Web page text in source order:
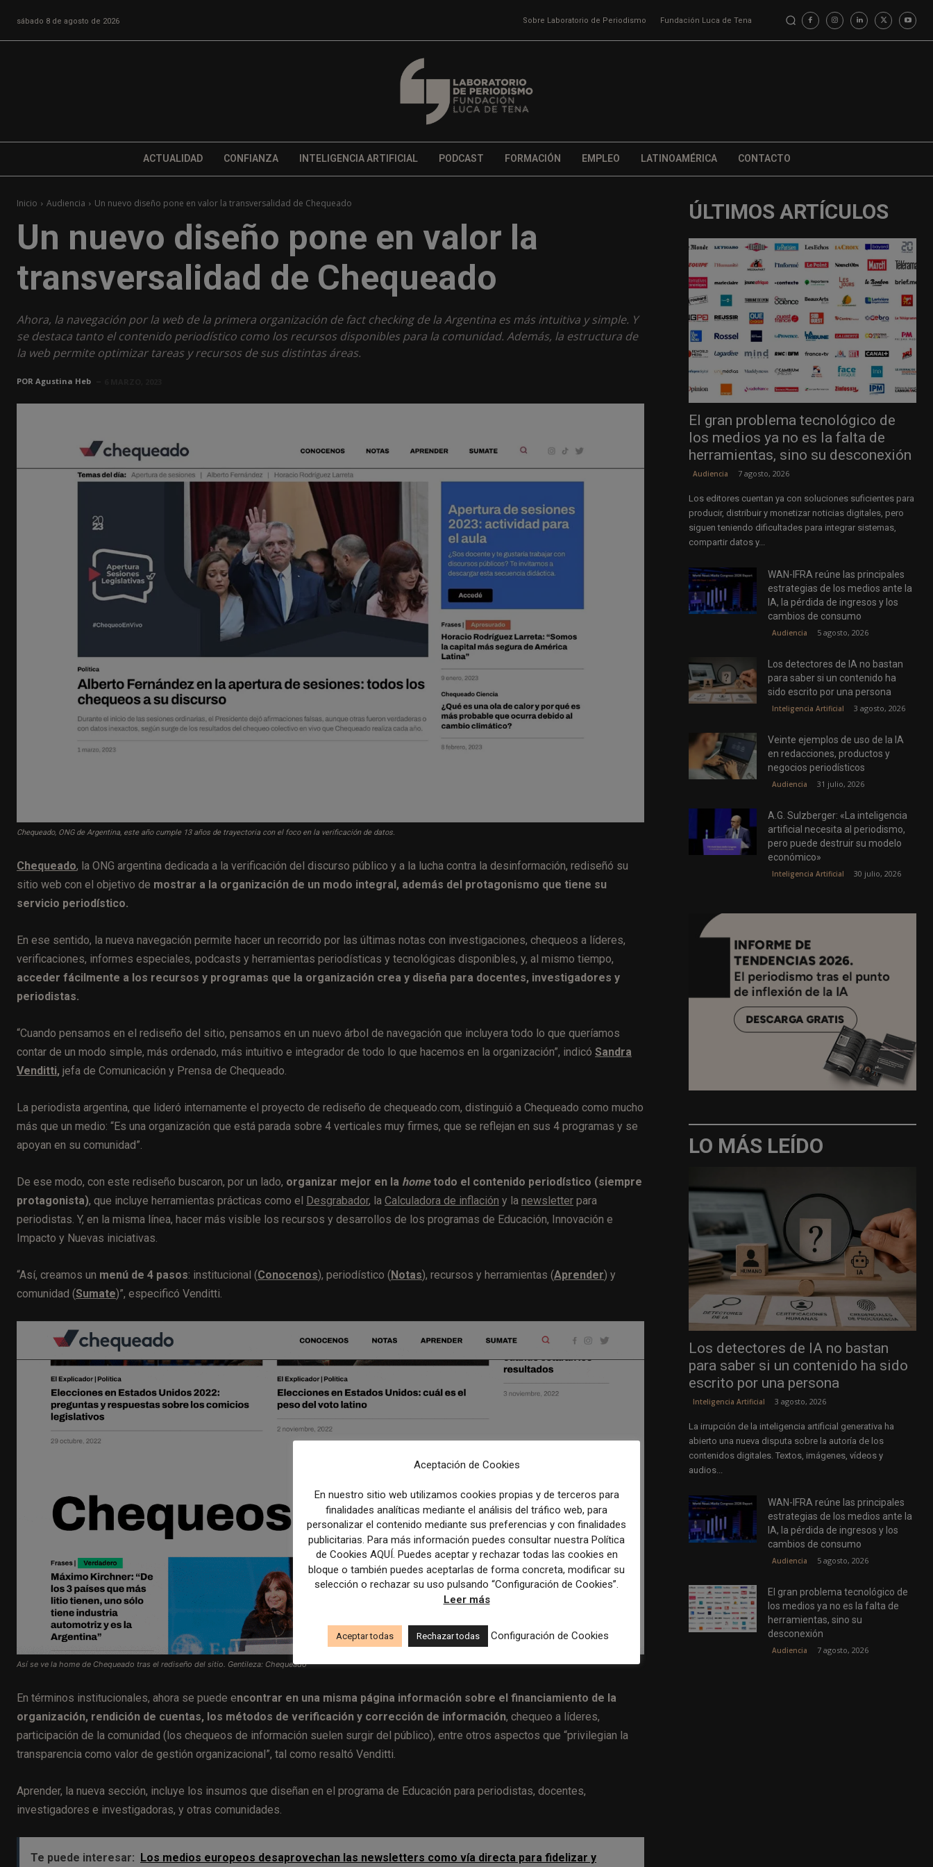
sábado 8 de agosto de 2026 Sobre Laboratorio de Periodismo Fundación Luca de Tena
ACTUALIDAD CONFIANZA INTELIGENCIA ARTIFICIAL PODCAST FORMACIÓN EMPLEO LATINOAMÉRICA CONTACTO
Inicio Audiencia Un nuevo diseño pone en valor la transversalidad de Chequeado
Un nuevo diseño pone en valor la
transversalidad de Chequeado
Ahora, la navegación por la web de la primera organización de fact checking de la Argentina es más intuitiva y simple. Y
se destaca tanto el contenido periodístico como los recursos disponibles para la comunidad. Además, la estructura de
la web permite optimizar tareas y recursos de sus distintas áreas.
POR Agustina Heb
Chequeado, ONG de Argentina, este año cumple 13 años de trayectoria con el foco en la verificación de datos.
Chequeado, la ONG argentina dedicada a la verificación del discurso público y a la lucha contra la desinformación, rediseñó su
sitio web con el objetivo de mostrar a la organización de un modo integral, además del protagonismo que tiene su
servicio periodístico.
En ese sentido, la nueva navegación permite hacer un recorrido por las últimas notas con investigaciones, chequeos a líderes,
verificaciones, informes especiales, podcasts y herramientas periodísticas y tecnológicas disponibles, y, al mismo tiempo,
acceder fácilmente a los recursos y programas que la organización crea y diseña para docentes, investigadores y
periodistas.
“Cuando pensamos en el rediseño del sitio, pensamos en un nuevo árbol de navegación que incluyera todo lo que queríamos
contar de un modo simple, más ordenado, más intuitivo e integrador de todo lo que hacemos en la organización”, indicó Sandra
Venditti, jefa de Comunicación y Prensa de Chequeado.
La periodista argentina, que lideró internamente el proyecto de rediseño de chequeado.com, distinguió a Chequeado como mucho
más que un medio: “Es una organización que está parada sobre 4 verticales muy firmes, que se reflejan en sus 4 programas y se
apoyan en su comunidad”.
De ese modo, con este rediseño buscaron, por un lado, organizar mejor en la hometodo el contenido periodístico (siempre
protagonista), que incluye herramientas prácticas como el Desgrabador, la Calculadora de inflación y la newsletter para
periodistas. Y, en la misma línea, hacer más visible los recursos y desarrollos de los programas de Educación, Innovación e
Impacto y Nuevas iniciativas.
“Así, creamos un menú de 4 pasos: institucional (Conocenos), periodístico (Notas), recursos y herramientas (Aprender) y
comunidad (Sumate)”, especificó Venditti.
Así se ve la home de Chequeado tras el rediseño del sitio. Gentileza: Chequeado
En términos institucionales, ahora se puede encontrar en una misma página información sobre el financiamiento de la
organización, rendición de cuentas, los métodos de verificación y corrección de información, chequeo a líderes,
participación de la comunidad (los chequeos de información suelen surgir del público), entre otros aspectos que “privilegian la
transparencia como valor de gestión organizacional”, tal como resaltó Venditti.
Aprender, la nueva sección, incluye los insumos que diseñan en el programa de Educación para periodistas, docentes,
investigadores e investigadoras, y otras comunidades.
Te puede interesar:
Los medios europeos desaprovechan las newsletters como vía directa para fidelizar y
ÚLTIMOS ARTÍCULOS
El gran problema tecnológico de
los medios ya no es la falta de
herramientas, sino su desconexión
Audiencia 7 agosto, 2026
Los editores cuentan ya con soluciones suficientes para
producir, distribuir y monetizar noticias digitales, pero
siguen teniendo dificultades para integrar sistemas,
compartir datos y...
WAN-IFRA reúne las principales
estrategias de los medios ante la
IA, la pérdida de ingresos y los
cambios de consumo
Audiencia 5 agosto, 2026
Los detectores de IA no bastan
para saber si un contenido ha
sido escrito por una persona
Inteligencia Artificial 3 agosto, 2026
Veinte ejemplos de uso de la IA
en redacciones, productos y
negocios periodísticos
Audiencia 31 julio, 2026
A.G. Sulzberger: «La inteligencia
artificial necesita al periodismo,
pero puede destruir su modelo
económico»
Inteligencia Artificial 30 julio, 2026
LO MÁS LEÍDO
Los detectores de IA no bastan
para saber si un contenido ha sido
escrito por una persona
Inteligencia Artificial 3 agosto, 2026
La irrupción de la inteligencia artificial generativa ha
abierto una nueva disputa sobre la autoría de los
contenidos digitales. Textos, imágenes, vídeos y
audios...
WAN-IFRA reúne las principales
estrategias de los medios ante la
IA, la pérdida de ingresos y los
cambios de consumo
Audiencia 5 agosto, 2026
El gran problema tecnológico de
los medios ya no es la falta de
herramientas, sino su
desconexión
Audiencia 7 agosto, 2026
Aceptación de Cookies
En nuestro sitio web utilizamos cookies propias y de terceros para
finalidades analíticas mediante el análisis del tráfico web, para
personalizar el contenido mediante sus preferencias y con finalidades
publicitarias. Para más información puedes consultar nuestra Política
de Cookies AQUÍ. Puedes aceptar y rechazar todas las cookies en
bloque o también puedes aceptarlas de forma concreta, modificar su
selección o rechazar su uso pulsando “Configuración de Cookies”.
Leer más
Aceptar todas Rechazar todas Configuración de Cookies